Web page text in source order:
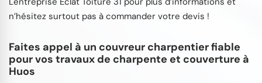
n’hésitez surtout pas à commander votre devis !
Faites appel à un couvreur charpentier fiable
pour vos travaux de charpente et couverture à
Huos